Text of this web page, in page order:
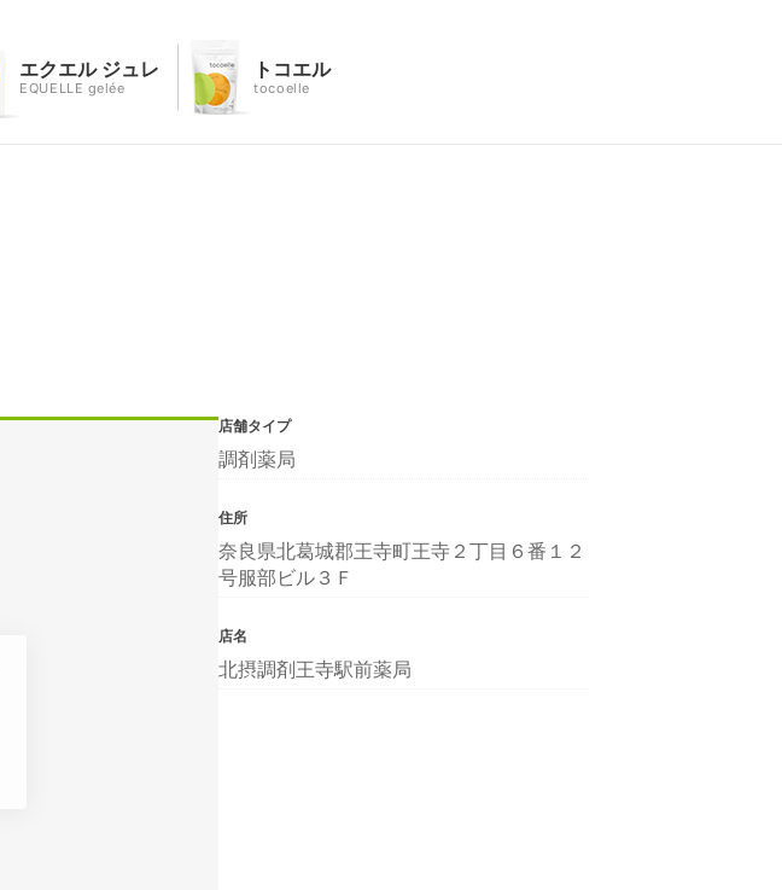
エクエル ジュレ
EQUELLE gelée
トコエル
tocoelle
店舗タイプ
調剤薬局
住所
奈良県北葛城郡王寺町王寺２丁目６番１２
号服部ビル３Ｆ
店名
北摂調剤王寺駅前薬局